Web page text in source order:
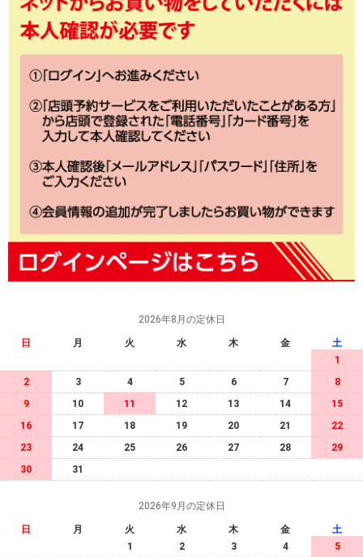
2026年8月の定休日
日 月 火 水 木 金
土
1
2
3 4 5 6 7
8
9
10 11 12 13 14
15
16
17 18 19 20 21
22
23
24 25 26 27 28
29
30
31
2026年9月の定休日
日 月 火 水 木 金
土
1
2 3 4
5